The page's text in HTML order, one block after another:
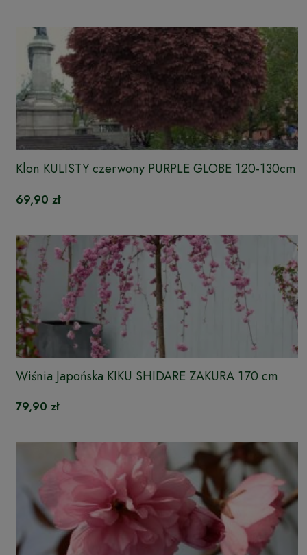
Klon KULISTY czerwony PURPLE GLOBE 120-130cm
69,90 zł
Wiśnia Japońska KIKU SHIDARE ZAKURA 170 cm
79,90 zł